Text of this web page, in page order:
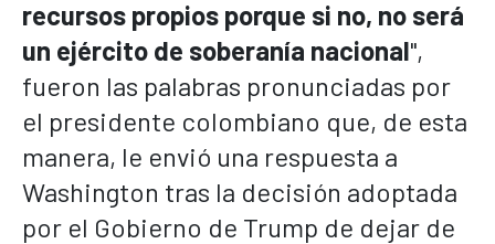
recursos propios porque si no, no será
un ejército de soberanía nacional",
fueron las palabras pronunciadas por
el presidente colombiano que, de esta
manera, le envió una respuesta a
Washington tras la decisión adoptada
por el Gobierno de Trump de dejar de